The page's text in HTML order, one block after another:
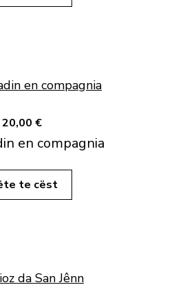
20,00 €
en compagnia
te cëst